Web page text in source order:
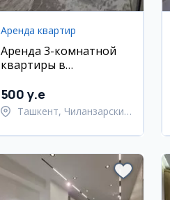
Аренда квартир
Аренда 3-комнатной
квартиры в
Домбрабад
500 y.e
Ташкент, Чиланзарский